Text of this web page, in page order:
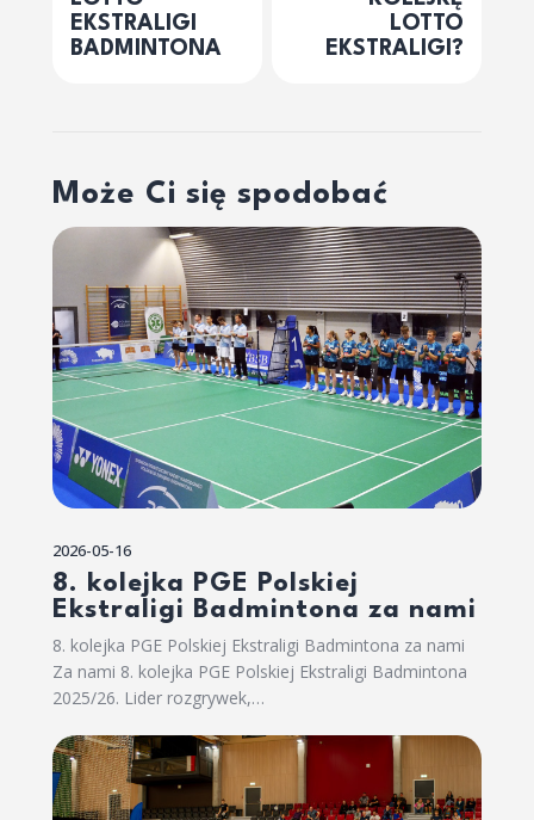
EKSTRALIGI
BADMINTONA
LOTTO
EKSTRALIGI?
Może Ci się spodobać
2026-05-16
8. kolejka PGE Polskiej
Ekstraligi Badmintona za nami
8. kolejka PGE Polskiej Ekstraligi Badmintona za nami
Za nami 8. kolejka PGE Polskiej Ekstraligi Badmintona
2025/26. Lider rozgrywek,…